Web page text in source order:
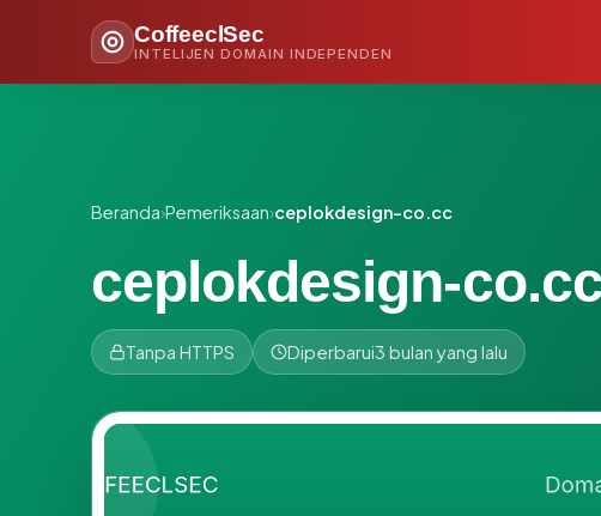
CoffeeclSec
INTELIJEN DOMAIN INDEPENDEN
Beranda›Pemeriksaan›ceplokdesign-co.cc
ceplokdesign-
Tanpa HTTPS Diperbarui3 bulan yang lalu